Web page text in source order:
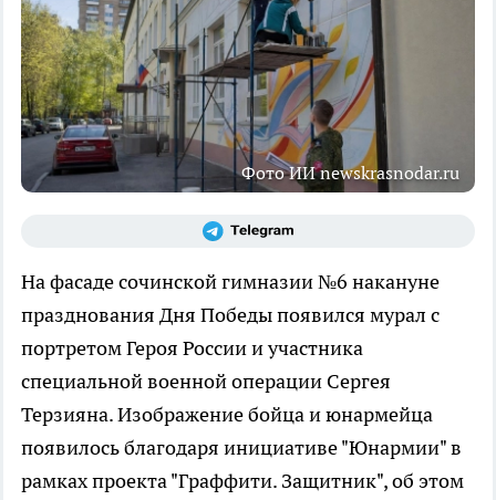
Фото ИИ newskrasnodar.ru
На фасаде сочинской гимназии №6 накануне
празднования Дня Победы появился мурал с
портретом Героя России и участника
специальной военной операции Сергея
Терзияна. Изображение бойца и юнармейца
появилось благодаря инициативе "Юнармии" в
рамках проекта "Граффити. Защитник", об этом